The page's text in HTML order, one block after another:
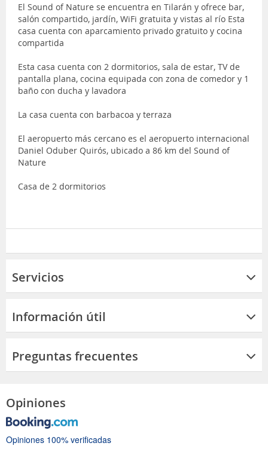
El Sound of Nature se encuentra en Tilarán y ofrece bar,
salón compartido, jardín, WiFi gratuita y vistas al río Esta
casa cuenta con aparcamiento privado gratuito y cocina
compartida
Esta casa cuenta con 2 dormitorios, sala de estar, TV de
pantalla plana, cocina equipada con zona de comedor y 1
baño con ducha y lavadora
La casa cuenta con barbacoa y terraza
El aeropuerto más cercano es el aeropuerto internacional
Daniel Oduber Quirós, ubicado a 86 km del Sound of
Nature
Casa de 2 dormitorios
Servicios
Información útil
Preguntas frecuentes
Opiniones
Opiniones 100% verificadas